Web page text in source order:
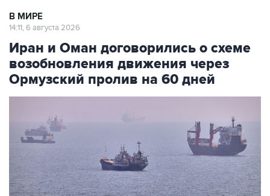
В МИРЕ
14:11, 6 августа 2026
Иран и Оман договорились о схеме
возобновления движения через
Ормузский пролив на 60 дней